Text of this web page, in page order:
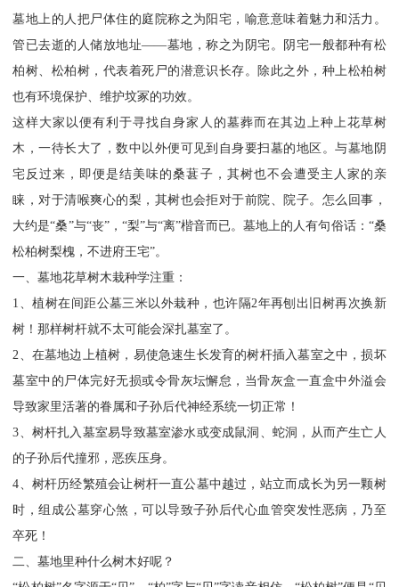
墓地上的人把尸体住的庭院称之为阳宅，喻意意味着魅力和活力。
管已去逝的人储放地址——墓地，称之为阴宅。阴宅一般都种有松
柏树、松柏树，代表着死尸的潜意识长存。除此之外，种上松柏树
也有环境保护、维护坟冢的功效。
这样大家以便有利于寻找自身家人的墓葬而在其边上种上花草树
木，一待长大了，数中以外便可见到自身要扫墓的地区。与墓地阴
宅反过来，即便是结美味的桑葚子，其树也不会遭受主人家的亲
睐，对于清喉爽心的梨，其树也会拒对于前院、院子。怎么回事，
大约是“桑”与“丧”，“梨”与“离”楷音而已。墓地上的人有句俗话：“桑
松柏树梨槐，不进府王宅”。
一、墓地花草树木栽种学注重：
1、植树在间距公墓三米以外栽种，也许隔2年再刨出旧树再次换新
树！那样树杆就不太可能会深扎墓室了。
2、在墓地边上植树，易使急速生长发育的树杆插入墓室之中，损坏
墓室中的尸体完好无损或令骨灰坛懈怠，当骨灰盒一直盒中外溢会
导致家里活著的眷属和子孙后代神经系统一切正常！
3、树杆扎入墓室易导致墓室渗水或变成鼠洞、蛇洞，从而产生亡人
的子孙后代撞邪，恶疾压身。
4、树杆历经繁殖会让树杆一直公墓中越过，站立而成长为另一颗树
时，组成公墓穿心煞，可以导致子孙后代心血管突发性恶病，乃至
卒死！
二、墓地里种什么树木好呢？